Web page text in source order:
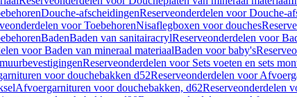
Douche-afscheidingenReserveonderdelen voor Douche-
voor ToebehorenNisaflegboxen voor douches
BadenBaden van sanitairacrylReserveonderdelen voor
voor Baden van mineraal materiaalBaden voor baby's
Reserveonderdelen voor Sets voeten en sets
voor douchebakken d52Reserveonderdelen voor
Afvoergarnituren voor douchebakken, d62Reserveonderdelen